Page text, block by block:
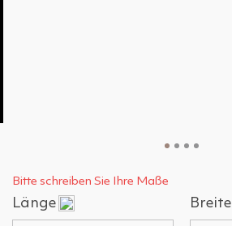
Bitte schreiben Sie Ihre Maße
Länge Breite